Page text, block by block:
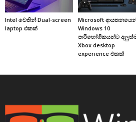
Intel වෙතින් Dual-screen
laptop එකක්
Microsoft
Windows 10
පාරිභෝගිකයන්ට
Xbox desktop
experience එකක්